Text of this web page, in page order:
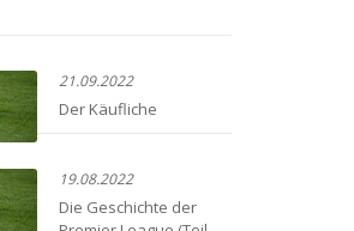
21.09.2022
Der Käufliche
19.08.2022
Die Geschichte der